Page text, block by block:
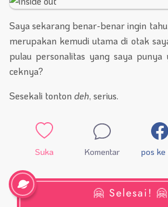
Saya sekarang benar-benar ingin
merupakan kemudi utama di otak
pulau personalitas yang saya punya
ceknya?
Sesekali tonton deh, serius.
Suka Komentar pos ke
🤗 Selesai! 🤗